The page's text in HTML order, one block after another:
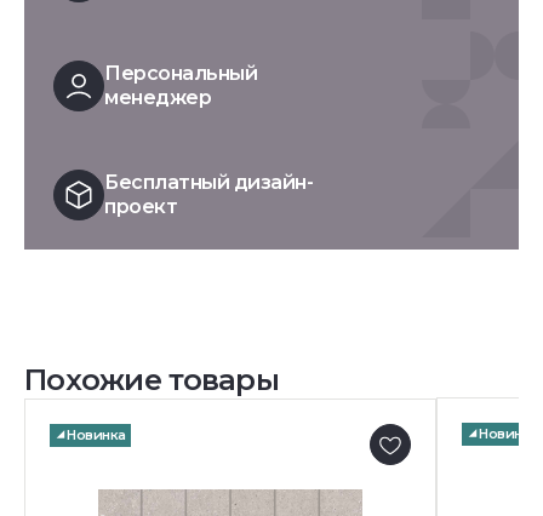
Персональный
менеджер
Бесплатный дизайн-
проект
Похожие товары
Новинка Новинка